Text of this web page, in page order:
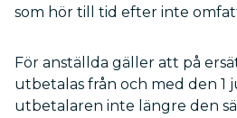
som hör till tid efter inte
För anställda gäller att på
utbetalas från och med den 1
utbetalaren inte längre den